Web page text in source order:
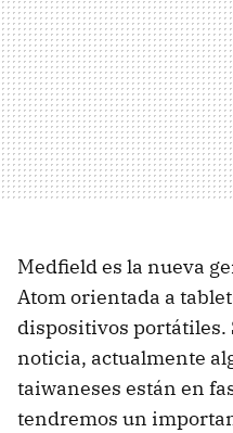
Medfield es la nueva
Atom orientada a
dispositivos portátiles.
noticia, actualmente
taiwaneses están en
tendremos un